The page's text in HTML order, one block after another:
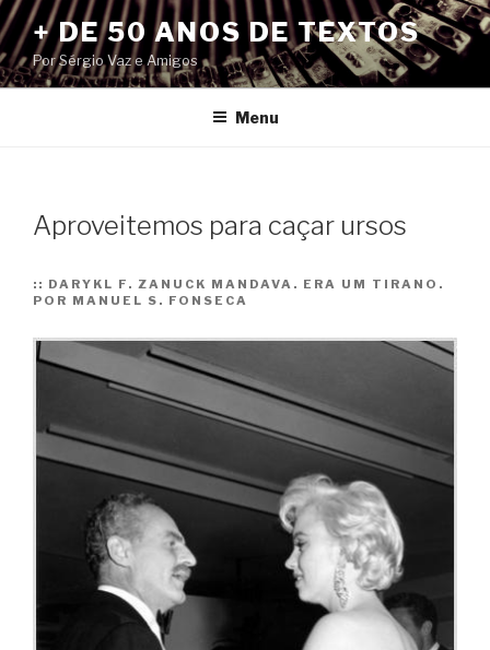
Pular
para
o
conteúdo
+ DE 50 ANOS DE TEXTOS
Por Sérgio Vaz e Amigos
Menu
Aproveitemos para caçar ursos
:: DARYKL F. ZANUCK MANDAVA. ERA UM TIRANO.
POR MANUEL S. FONSECA